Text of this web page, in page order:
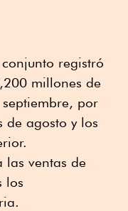
registró
millones de
por
de agosto y los
las ventas de
los